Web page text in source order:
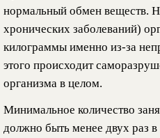
нормальный обмен веществ.
хронических заболеваний)
килограммы именно из-за
этого происходит
организма в целом.
Минимальное количество
должно быть менее двух раз